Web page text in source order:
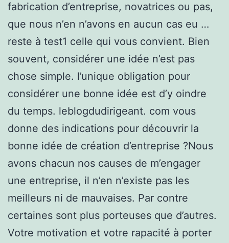
fabrication d’entreprise, novatrices ou pas,
que nous n’en n’avons en aucun cas eu …
reste à test1 celle qui vous convient. Bien
souvent, considérer une idée n’est pas
chose simple. l’unique obligation pour
considérer une bonne idée est d’y oindre
du temps. leblogdudirigeant. com vous
donne des indications pour découvrir la
bonne idée de création d’entreprise ?Nous
avons chacun nos causes de m’engager
une entreprise, il n’en n’existe pas les
meilleurs ni de mauvaises. Par contre
certaines sont plus porteuses que d’autres.
Votre motivation et votre rapacité à porter